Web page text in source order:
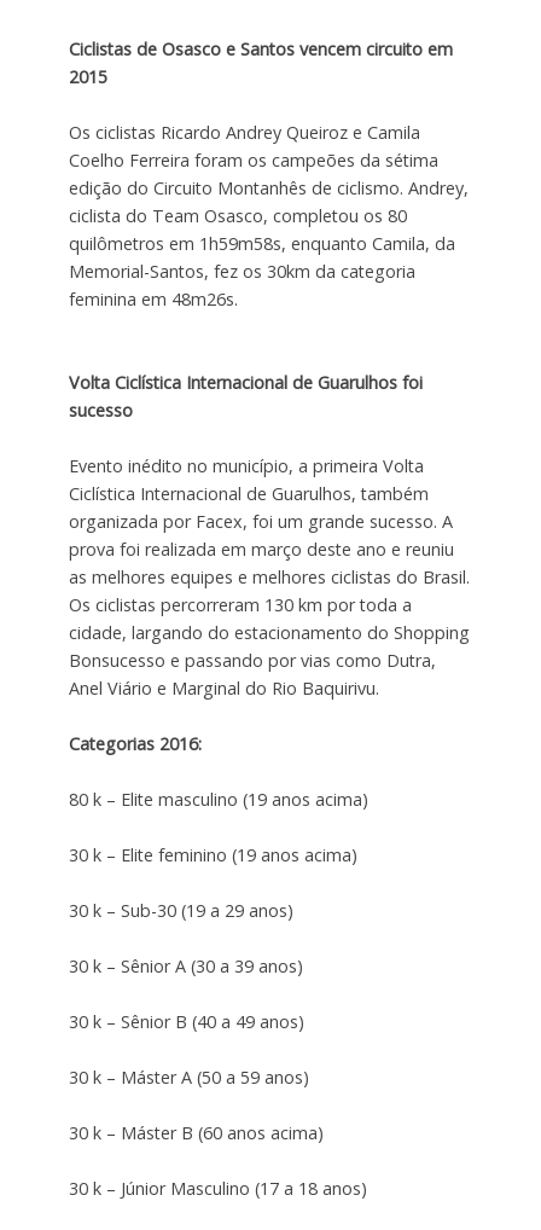
Ciclistas de Osasco e Santos vencem circuito em
2015
Os ciclistas Ricardo Andrey Queiroz e Camila
Coelho Ferreira foram os campeões da sétima
edição do Circuito Montanhês de ciclismo. Andrey,
ciclista do Team Osasco, completou os 80
quilômetros em 1h59m58s, enquanto Camila, da
Memorial-Santos, fez os 30km da categoria
feminina em 48m26s.
Volta Ciclística Internacional de Guarulhos foi
sucesso
Evento inédito no município, a primeira Volta
Ciclística Internacional de Guarulhos, também
organizada por Facex, foi um grande sucesso. A
prova foi realizada em março deste ano e reuniu
as melhores equipes e melhores ciclistas do Brasil.
Os ciclistas percorreram 130 km por toda a
cidade, largando do estacionamento do Shopping
Bonsucesso e passando por vias como Dutra,
Anel Viário e Marginal do Rio Baquirivu.
Categorias 2016:
80 k – Elite masculino (19 anos acima)
30 k – Elite feminino (19 anos acima)
30 k – Sub-30 (19 a 29 anos)
30 k – Sênior A (30 a 39 anos)
30 k – Sênior B (40 a 49 anos)
30 k – Máster A (50 a 59 anos)
30 k – Máster B (60 anos acima)
30 k – Júnior Masculino (17 a 18 anos)